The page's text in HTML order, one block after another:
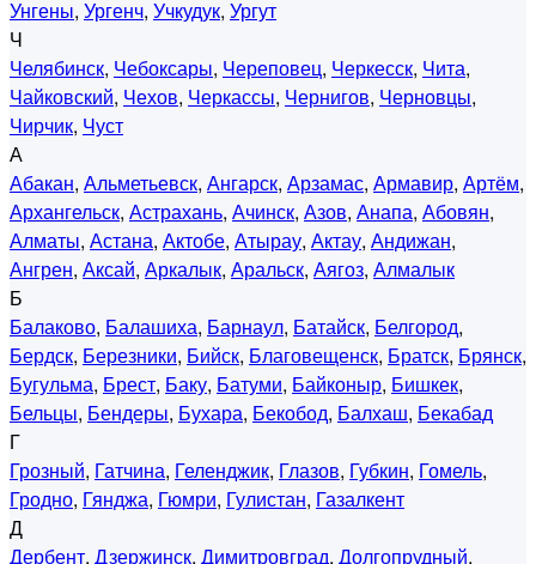
Унгены, Ургенч, Учкудук, Ургут
Ч
Челябинск, Чебоксары, Череповец, Черкесск, Чита,
Чайковский, Чехов, Черкассы, Чернигов, Черновцы,
Чирчик, Чуст
А
Абакан, Альметьевск, Ангарск, Арзамас, Армавир, Артём,
Архангельск, Астрахань, Ачинск, Азов, Анапа, Абовян,
Алматы, Астана, Актобе, Атырау, Актау, Андижан,
Ангрен, Аксай, Аркалык, Аральск, Аягоз, Алмалык
Б
Балаково, Балашиха, Барнаул, Батайск, Белгород,
Бердск, Березники, Бийск, Благовещенск, Братск, Брянск,
Бугульма, Брест, Баку, Батуми, Байконыр, Бишкек,
Бельцы, Бендеры, Бухара, Бекобод, Балхаш, Бекабад
Г
Грозный, Гатчина, Геленджик, Глазов, Губкин, Гомель,
Гродно, Гянджа, Гюмри, Гулистан, Газалкент
Д
Дербент, Дзержинск, Димитровград, Долгопрудный,